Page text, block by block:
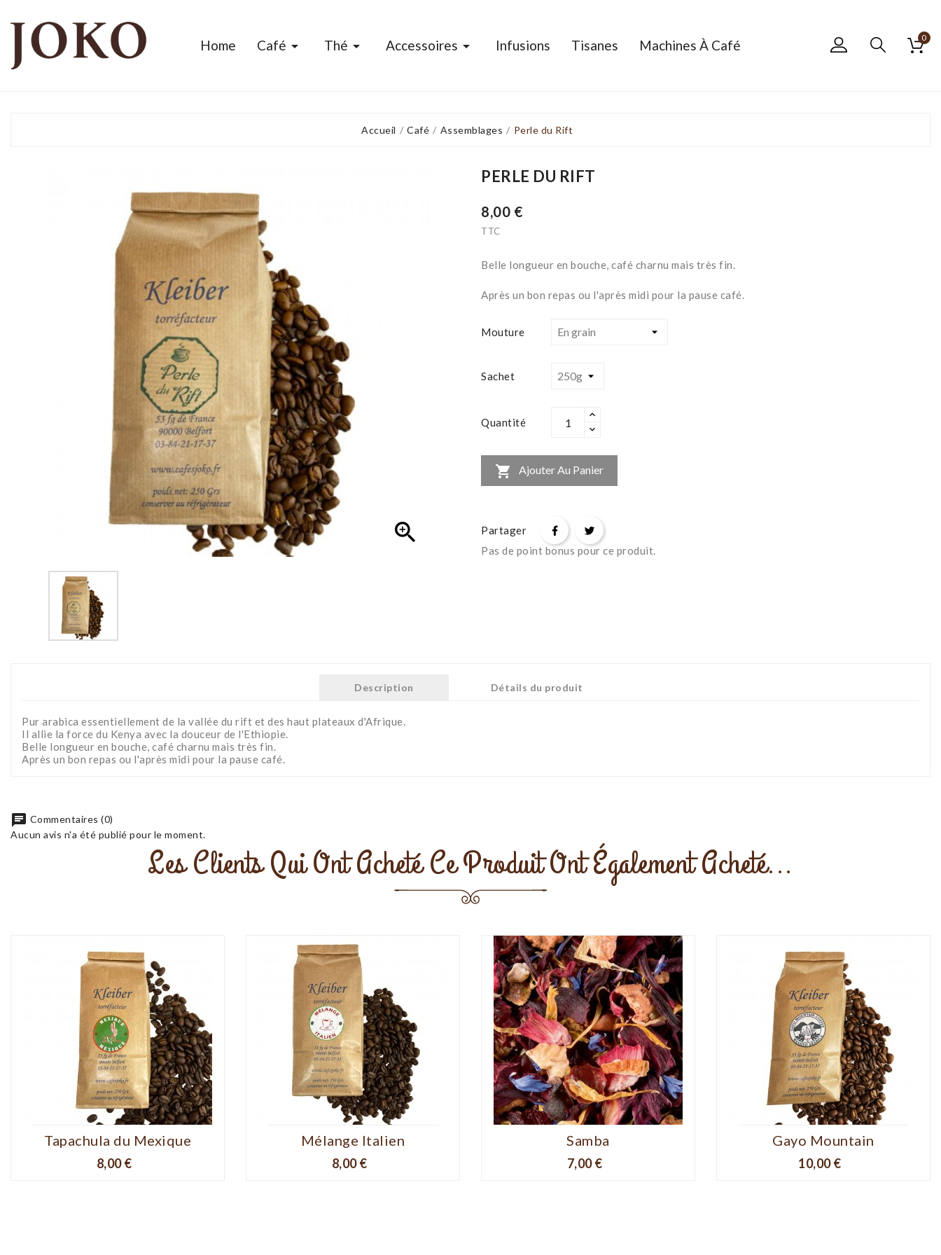
Home Café  Thé  Accessoires  Infusions Tisanes Machines À Café 0
Accueil Café Assemblages Perle du Rift

PERLE DU RIFT
8,00 €
TTC
Belle longueur en bouche, café charnu mais très fin.
Après un bon repas ou l'après midi pour la pause café.
Mouture
Sachet
Quantité
 Ajouter Au Panier
Partager
Pas de point bonus pour ce produit.
Description Détails du produit
Pur arabica essentiellement de la vallée du rift et des haut plateaux d'Afrique.
Il allie la force du Kenya avec la douceur de l'Ethiopie.
Belle longueur en bouche, café charnu mais très fin.
Après un bon repas ou l'après midi pour la pause café.
chat Commentaires (0)
Aucun avis n'a été publié pour le moment.
Les Clients Qui Ont Acheté Ce Produit Ont Également Acheté...
Tapachula du Mexique
Prix
8,00 €
Mélange Italien
Prix
8,00 €
Samba
Prix
7,00 €
Gayo Mountain
Prix
10,00 €